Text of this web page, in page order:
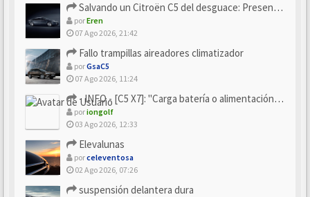
Salvando un Citroën C5 del desguace: Presentación y seguimiento
porEren
07 Ago 2026, 21:42
Fallo trampillas aireadores climatizador
porGsaC5
07 Ago 2026, 11:24
- INFO - [C5 X7]: "Carga batería o alimentación eléctri...
poriongolf
03 Ago 2026, 12:33
Elevalunas
porceleventosa
02 Ago 2026, 07:26
suspensión delantera dura